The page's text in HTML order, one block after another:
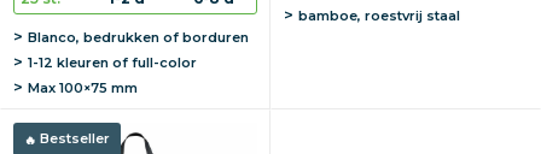
Blanco, bedrukken of borduren
1-12 kleuren of full-color
Max 100×75 mm
bamboe, roestvrij staal
Bestseller